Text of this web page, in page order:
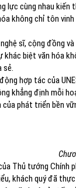
lực cùng nhau
không chỉ tôn
sĩ, cộng đồng
khác biệt văn hóa
sẻ.
hợp tác của
khẳng định mỗi
phát triển bền
Thủ tướng Chính
khách quý đã